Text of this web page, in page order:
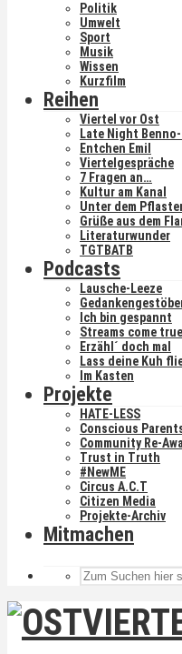
Politik
Umwelt
Sport
Musik
Wissen
Kurzfilm
Reihen
Viertel vor Ost
Late Night
Entchen Emil
Viertelgespräche
7 Fragen an…
Kultur am Kanal
Unter dem
Grüße aus dem
Literaturwunder
TGTBATB
Podcasts
Lausche-Leeze
Ich bin gespannt
Streams come true
Erzähl´ doch mal
Lass deine Kuh
Im Kasten
Projekte
HATE-LESS
Conscious
Community Re-
Trust in Truth
#NewME
Circus A.C.T
Citizen Media
Projekte-Archiv
Mitmachen